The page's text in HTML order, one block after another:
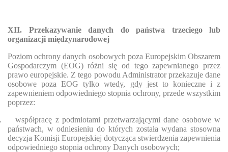
XII. Przekazywanie danych do państwa trzeciego lub
organizacji międzynarodowej
Poziom ochrony danych osobowych poza Europejskim Obszarem
Gospodarczym (EOG) różni się od tego zapewnianego przez
prawo europejskie. Z tego powodu Administrator przekazuje dane
osobowe poza EOG tylko wtedy, gdy jest to konieczne i z
zapewnieniem odpowiedniego stopnia ochrony, przede wszystkim
poprzez:
współpracę z podmiotami przetwarzającymi dane osobowe w
państwach, w odniesieniu do których została wydana stosowna
decyzja Komisji Europejskiej dotycząca stwierdzenia zapewnienia
odpowiedniego stopnia ochrony Danych osobowych;